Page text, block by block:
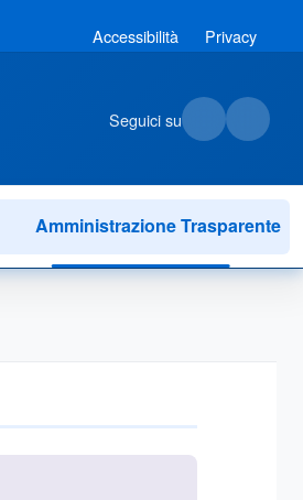
Accessibilità Privacy
Seguici su
Amministrazione Trasparente